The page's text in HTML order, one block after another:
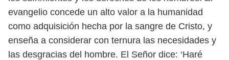
evangelio concede un alto valor a la humanidad
como adquisición hecha por la sangre de Cristo, y
enseña a considerar con ternura las necesidades y
las desgracias del hombre. El Señor dice: ‘Haré